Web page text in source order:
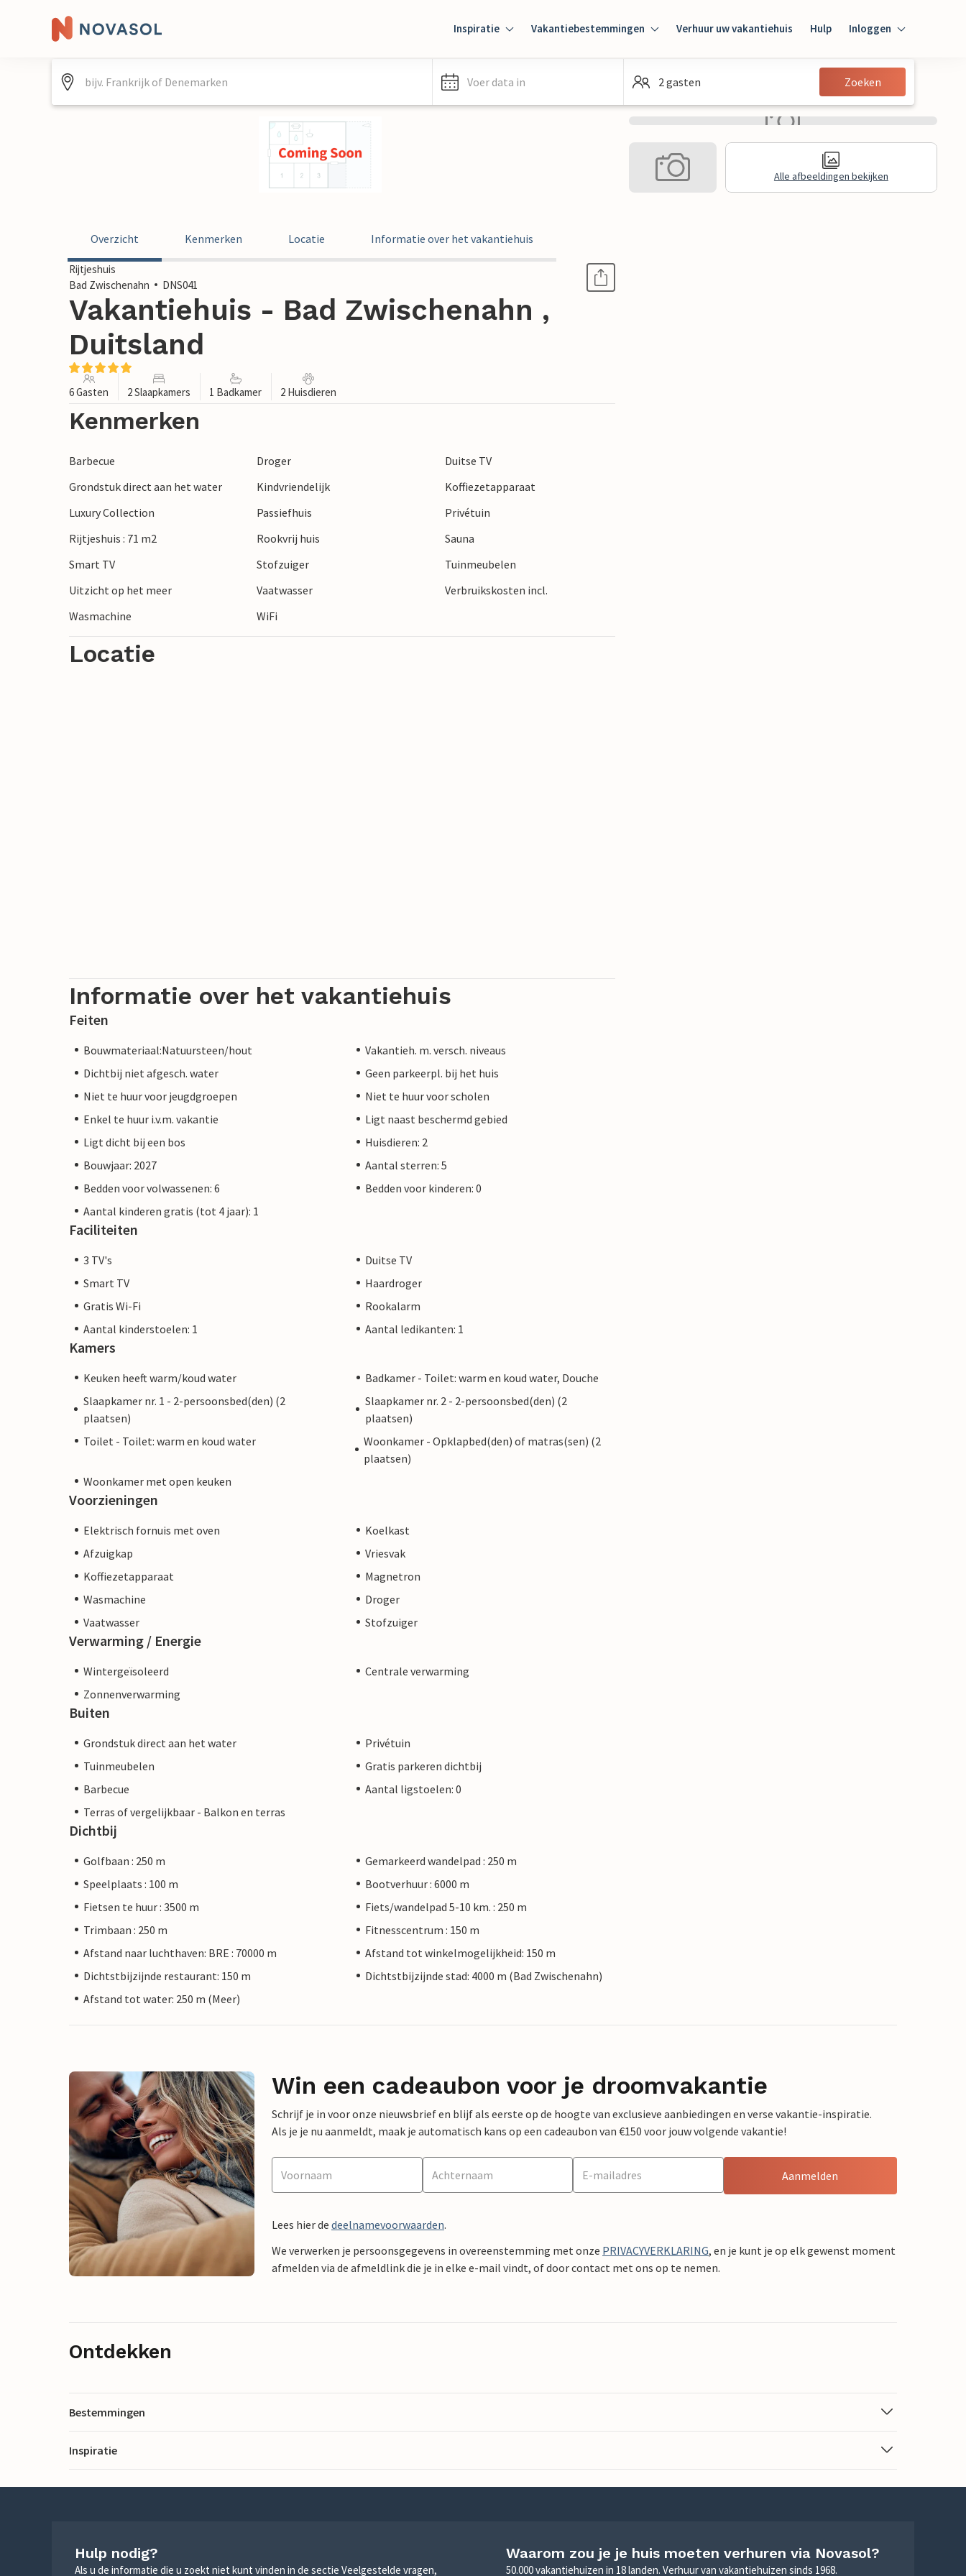
Inspiratie Vakantiebestemmingen Verhuur uw vakantiehuis Hulp Inloggen
Inloggen
Gast
Voer data in 2 gasten Zoeken
Alle afbeeldingen bekijken
Overzicht Kenmerken Locatie Informatie over het vakantiehuis
Rijtjeshuis
Bad Zwischenahn
DNS041
Vakantiehuis - Bad Zwischenahn ,
Duitsland
6 Gasten 2 Slaapkamers 1 Badkamer 2 Huisdieren
Kenmerken
Barbecue Droger
Duitse TV
Grondstuk direct aan het water
Kindvriendelijk
Koffiezetapparaat
Luxury Collection
Passiefhuis
Privétuin
Rijtjeshuis : 71 m2
Rookvrij huis
Sauna
Smart TV
Stofzuiger
Tuinmeubelen
Uitzicht op het meer
Vaatwasser
Verbruikskosten incl.
Wasmachine
WiFi
Locatie
Informatie over het vakantiehuis
Feiten
Bouwmateriaal:Natuursteen/hout
Vakantieh. m. versch. niveaus
Dichtbij niet afgesch. water
Geen parkeerpl. bij het huis
Niet te huur voor jeugdgroepen
Niet te huur voor scholen
Enkel te huur i.v.m. vakantie
Ligt naast beschermd gebied
Ligt dicht bij een bos
Huisdieren: 2
Bouwjaar: 2027
Aantal sterren: 5
Bedden voor volwassenen: 6
Bedden voor kinderen: 0
Aantal kinderen gratis (tot 4 jaar): 1
Faciliteiten
3 TV's
Duitse TV
Smart TV
Haardroger
Gratis Wi-Fi
Rookalarm
Aantal kinderstoelen: 1
Aantal ledikanten: 1
Kamers
Keuken heeft warm/koud water
Badkamer - Toilet: warm en koud water, Douche
Slaapkamer nr. 1 - 2-persoonsbed(den) (2
plaatsen)
Slaapkamer nr. 2 - 2-persoonsbed(den) (2
plaatsen)
Toilet - Toilet: warm en koud water
Woonkamer - Opklapbed(den) of matras(sen) (2
plaatsen)
Woonkamer met open keuken
Voorzieningen
Elektrisch fornuis met oven
Koelkast
Afzuigkap
Vriesvak
Koffiezetapparaat
Magnetron
Wasmachine
Droger
Vaatwasser
Stofzuiger
Verwarming / Energie
Wintergeïsoleerd
Centrale verwarming
Zonnenverwarming
Buiten
Grondstuk direct aan het water
Privétuin
Tuinmeubelen
Gratis parkeren dichtbij
Barbecue
Aantal ligstoelen: 0
Terras of vergelijkbaar - Balkon en terras
Dichtbij
Golfbaan : 250 m
Gemarkeerd wandelpad : 250 m
Speelplaats : 100 m
Bootverhuur : 6000 m
Fietsen te huur : 3500 m
Fiets/wandelpad 5-10 km. : 250 m
Trimbaan : 250 m
Fitnesscentrum : 150 m
Afstand naar luchthaven: BRE : 70000 m
Afstand tot winkelmogelijkheid: 150 m
Dichtstbijzijnde restaurant: 150 m
Dichtstbijzijnde stad: 4000 m (Bad Zwischenahn)
Afstand tot water: 250 m (Meer)
Win een cadeaubon voor je droomvakantie
Schrijf je in voor onze nieuwsbrief en blijf als eerste op de hoogte van exclusieve aanbiedingen en verse vakantie-inspiratie.
Als je je nu aanmeldt, maak je automatisch kans op een cadeaubon van €150 voor jouw volgende vakantie!
Aanmelden
Lees hier de deelnamevoorwaarden.
We verwerken je persoonsgegevens in overeenstemming met onze PRIVACYVERKLARING, en je kunt je op elk gewenst moment
afmelden via de afmeldlink die je in elke e-mail vindt, of door contact met ons op te nemen.
Ontdekken
Bestemmingen
Inspiratie
Hulp nodig?
Als u de informatie die u zoekt niet kunt vinden in de sectie Veelgestelde vragen,
Waarom zou je je huis moeten verhuren via Novasol?
50.000 vakantiehuizen in 18 landen. Verhuur van vakantiehuizen sinds 1968.